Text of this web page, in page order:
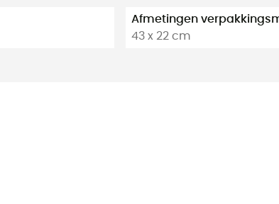
Afmetingen
43 x 22 cm